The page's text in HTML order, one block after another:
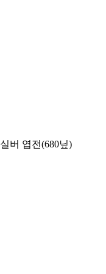
실버 엽전(680닢)